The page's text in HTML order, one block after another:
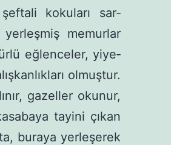
kokuları sar­
memurlar
eğlenceler, yiye­
olmuş­tur.
gazeller okunur,
ta­yini çıkan
bura­ya yerleşerek